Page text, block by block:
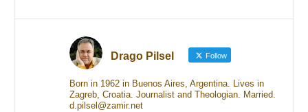
Drago Pilsel Follow
Born in 1962 in Buenos Aires, Argentina. Lives in
Zagreb, Croatia. Journalist and Theologian. Married.
d.pilsel@zamir.net